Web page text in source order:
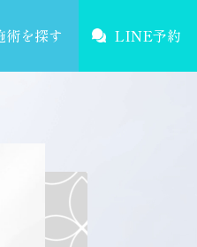
術を探す LINE予約